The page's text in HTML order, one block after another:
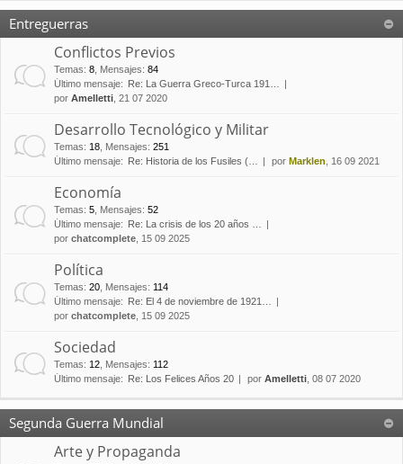
Entreguerras
Conflictos Previos
Temas: 8 Mensajes: 84
Último mensaje:
Re: La Guerra Greco-Turca 191…
por Amelletti , 21 07 2020
Desarrollo Tecnológico y Militar
Temas: 18 Mensajes: 251
Último mensaje:
Re: Historia de los Fusiles (… por Marklen , 16 09 2021
Economía
Temas: 5 Mensajes: 52
Último mensaje:
Re: La crisis de los 20 años …
por chatcomplete , 15 09 2025
Política
Temas: 20 Mensajes: 114
Último mensaje:
Re: El 4 de noviembre de 1921…
por chatcomplete , 15 09 2025
Sociedad
Temas: 12 Mensajes: 112
Último mensaje:
Re: Los Felices Años 20 por Amelletti , 08 07 2020
Segunda Guerra Mundial
Arte y Propaganda